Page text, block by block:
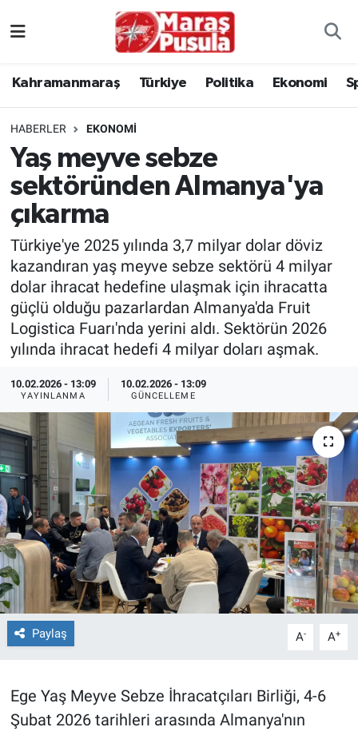
Kahramanmaraş Türkiye Politika Ekonomi
HABERLER EKONOMI
Yaş meyve sebze
sektöründen Almanya'ya
çıkarma
Türkiye'ye 2025 yılında 3,7 milyar dolar döviz
kazandıran yaş meyve sebze sektörü 4 milyar
dolar ihracat hedefine ulaşmak için ihracatta
güçlü olduğu pazarlardan Almanya'da Fruit
Logistica Fuarı'nda yerini aldı. Sektörün 2026
yılında ihracat hedefi 4 milyar doları aşmak.
10.02.2026 - 13:09
YAYINLANMA
10.02.2026 - 13:09
GÜNCELLEME
Paylaş A- A+
Ege Yaş Meyve Sebze İhracatçıları Birliği, 4-6
Şubat 2026 tarihleri arasında Almanya'nın
Politika
Ekonomi
Spor
Kültür Sanat
Sağlık
TEKNOLOJİ
Dünya
İlçeler
MAGAZİN
Bilim, Teknoloji
ASAYİŞ
ÇEVRE
EĞİTİM
İstanbul Trafik Yoğunluk Haritası
Süper Lig Puan Durumu ve Fikstür
Tüm Manşetler
Son Dakika Haberleri
Haber Arşivi